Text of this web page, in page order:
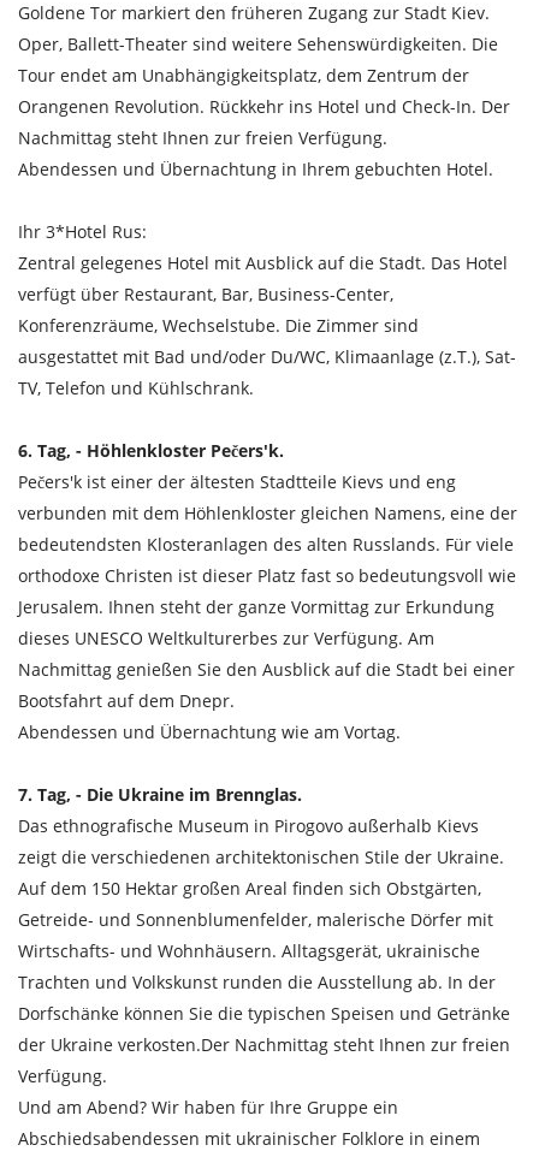
Goldene Tor markiert den früheren Zugang zur Stadt Kiev.
Oper, Ballett-Theater sind weitere Sehenswürdigkeiten. Die
Tour endet am Unabhängigkeitsplatz, dem Zentrum der
Orangenen Revolution. Rückkehr ins Hotel und Check-In. Der
Nachmittag steht Ihnen zur freien Verfügung.
Abendessen und Übernachtung in Ihrem gebuchten Hotel.
Ihr 3*Hotel Rus:
Zentral gelegenes Hotel mit Ausblick auf die Stadt. Das Hotel
verfügt über Restaurant, Bar, Business-Center,
Konferenzräume, Wechselstube. Die Zimmer sind
ausgestattet mit Bad und/oder Du/WC, Klimaanlage (z.T.), Sat-
TV, Telefon und Kühlschrank.
6. Tag, - Höhlenkloster Pečers'k.
Pečers'k ist einer der ältesten Stadtteile Kievs und eng
verbunden mit dem Höhlenkloster gleichen Namens, eine der
bedeutendsten Klosteranlagen des alten Russlands. Für viele
orthodoxe Christen ist dieser Platz fast so bedeutungsvoll wie
Jerusalem. Ihnen steht der ganze Vormittag zur Erkundung
dieses UNESCO Weltkulturerbes zur Verfügung. Am
Nachmittag genießen Sie den Ausblick auf die Stadt bei einer
Bootsfahrt auf dem Dnepr.
Abendessen und Übernachtung wie am Vortag.
7. Tag, - Die Ukraine im Brennglas.
Das ethnografische Museum in Pirogovo außerhalb Kievs
zeigt die verschiedenen architektonischen Stile der Ukraine.
Auf dem 150 Hektar großen Areal finden sich Obstgärten,
Getreide- und Sonnenblumenfelder, malerische Dörfer mit
Wirtschafts- und Wohnhäusern. Alltagsgerät, ukrainische
Trachten und Volkskunst runden die Ausstellung ab. In der
Dorfschänke können Sie die typischen Speisen und Getränke
der Ukraine verkosten.Der Nachmittag steht Ihnen zur freien
Verfügung.
Und am Abend? Wir haben für Ihre Gruppe ein
Abschiedsabendessen mit ukrainischer Folklore in einem